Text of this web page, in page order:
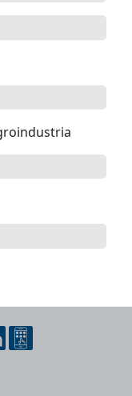
redes sociales y